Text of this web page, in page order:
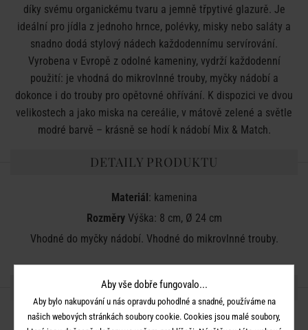
díky svému organickému tvaru a jemně třpytivé glazurě. Je
ideální pro jídla z jednoho hrnce, polévky, misky nebo saláty a
snadno dodá stylový nádech každodennímu servírování.
Vyrobena v Evropě z odolné kameniny, vydrží každodenní
použití: je vhodná do mikrovlnné trouby, myčky nádobí a
dokonce i do trouby pro opětovné ohřívání. K dispozici ve dvou
velikostech a jako miska na cereálie, v mátově zelené a světle
modré barvě – krásně se hodí k nádobí Mix & Match.
DETAILY PRODUKTU
Materiál: kamenina
Rozměry Výška: 8 cm, Ø 24 cm
Vhodné do myčky nádobí. Vhodné do mikrovlnné trouby.
SDÍLEJTE S PŘÁTELI
Aby vše dobře fungovalo...
Aby bylo nakupování u nás opravdu pohodlné a snadné, používáme na
našich webových stránkách soubory cookie. Cookies jsou malé soubory,